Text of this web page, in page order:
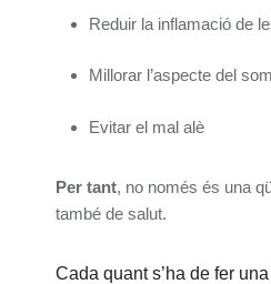
Reduir la inflamació de
Millorar l’aspecte del
Evitar el mal alè
Per tant, no només és una
també de salut.
Cada quant s’ha de fer